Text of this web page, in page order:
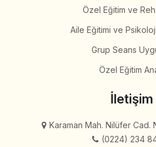
Özel Eğitim ve
Aile Eğitimi ve
Grup Seans
Özel Eğitim
İletişim
Karaman Mah. Nilüfer Cad.
(0224) 234